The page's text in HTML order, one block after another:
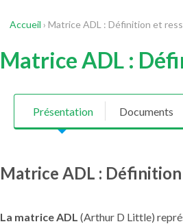
Accueil › Matrice ADL : Définition et
Matrice ADL :
Présentation Documents
Matrice ADL : Définition
La matrice ADL (Arthur D Little)